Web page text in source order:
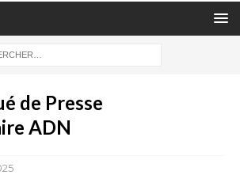
de Presse
ADN